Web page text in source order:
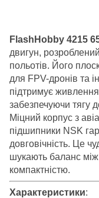
FlashHobby 4215
двигун,
польотів. Його
для FPV-дронів та
підтримує
забезпечуючи тягу
Міцний корпус з
підшипники NSK
довговічність. Це
шукають баланс між
компактністю.
Характеристики: